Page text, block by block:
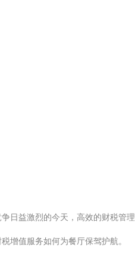
日益激烈的今天，高效的财税管
增值服务如何为餐厅保驾护航。